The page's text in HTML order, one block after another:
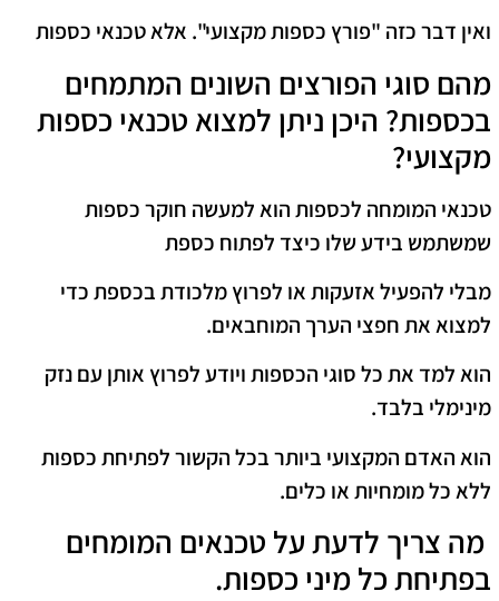
ואין דבר כזה "פורץ כספות מקצועי". אלא טכנאי כספות
מהם סוגי הפורצים השונים המתמחים
בכספות? היכן ניתן למצוא טכנאי כספות
מקצועי?
טכנאי המומחה לכספות הוא למעשה חוקר כספות
שמשתמש בידע שלו כיצד לפתוח כספת
מבלי להפעיל אזעקות או לפרוץ מלכודת בכספת כדי
למצוא את חפצי הערך המוחבאים.
הוא למד את כל סוגי הכספות ויודע לפרוץ אותן עם נזק
מינימלי בלבד.
הוא האדם המקצועי ביותר בכל הקשור לפתיחת כספות
ללא כל מומחיות או כלים.
מה צריך לדעת על טכנאים המומחים
בפתיחת כל מיני כספות.